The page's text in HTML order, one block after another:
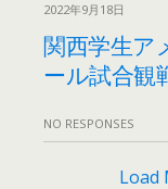
2022年9月18日
関西学生ア
ール試合観
NO RESPONSES
Load